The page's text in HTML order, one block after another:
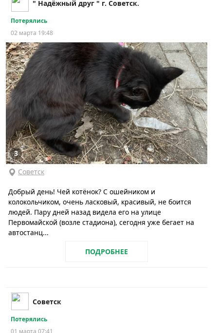
" Надёжный друг " г. Советск.
Потерялись
02 марта 19:48
3
Советск
Добрый день! Чей котёнок? С ошейником и
колокольчиком, очень ласковый, красивый, не боится
людей. Пару дней назад видела его на улице
Первомайской (возле стадиона), сегодня уже бегает на
автостанц...
ПОДРОБНЕЕ
Советск
Потерялись
01 марта 07:41